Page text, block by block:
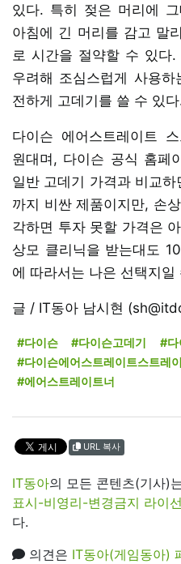
있다. 특히 젖은 머리에
아침에 긴 머리를 감고 말
로 시간을 절약할 수 있다
우려해 조심스럽게 사용
전하게 고데기를 쓸 수 있
다이슨 에어스트레이트
원대며, 다이슨 공식 홈페
일반 고데기 가격과 비교
까지 비싼 제품이지만, 손
각하면 투자 못할 가격은
상모 클리닉을 받는대도
에 따라서는 나은 선택지일
글 / IT동아 남시현
#다이슨 #다이슨고데기
#다
#다이슨에어스트레이트스트레
#에어스트레이트너
URL 복사
IT동아의 모든 콘텐츠(기사)
표시-비영리-변경금지 라이
다.
의견은 IT동아(게임동아)